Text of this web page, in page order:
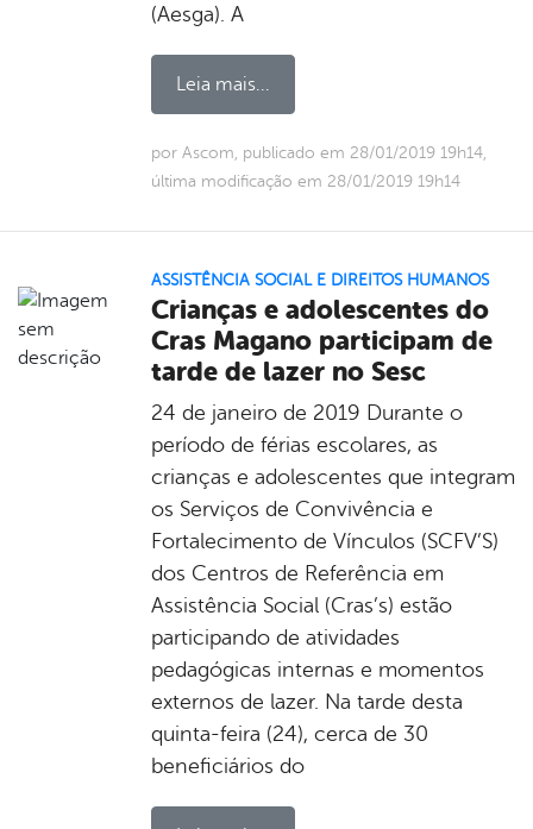
(Aesga). A
Leia mais...
por Ascom, publicado em 28/01/2019 19h14,
última modificação em 28/01/2019 19h14
ASSISTÊNCIA SOCIAL E DIREITOS HUMANOS
Crianças e adolescentes do
Cras Magano participam de
tarde de lazer no Sesc
24 de janeiro de 2019 Durante o
período de férias escolares, as
crianças e adolescentes que integram
os Serviços de Convivência e
Fortalecimento de Vínculos (SCFV’S)
dos Centros de Referência em
Assistência Social (Cras’s) estão
participando de atividades
pedagógicas internas e momentos
externos de lazer. Na tarde desta
quinta-feira (24), cerca de 30
beneficiários do